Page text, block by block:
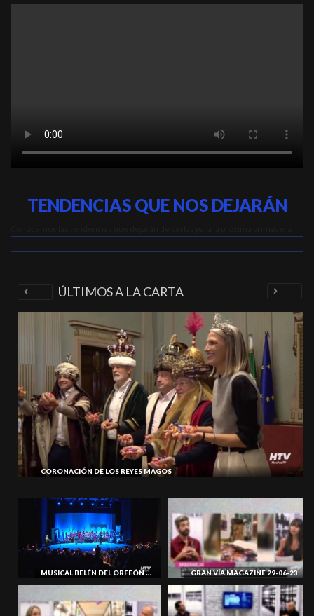
TENDENCIAS QUE NOS DEJARÁN
ÚLTIMOS A LA CARTA
CORONACIÓN DE LOS REYES MAGOS
MUSICAL BELÉN DEL ORFEÓN Y ESCOLANÍA DE HUELVA GRAN VÍA MAGAZINE 29-06-23